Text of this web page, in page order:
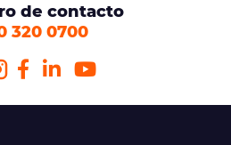
de contacto
320 0700